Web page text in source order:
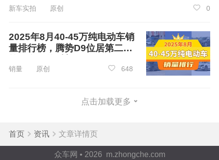
新车实拍 原创 0
2025年8月40-45万纯电动车销
量排行榜，腾势D9位居第二，
销量 原创 648
点击加载更多
首页 资讯 文章详情页
众车网 • 2026 m.zhongche.com